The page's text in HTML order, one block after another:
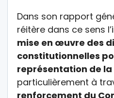
Dans son rapport
réitère dans ce sens
mise en œuvre des
constitutionnelles
représentation de
particulièrement à
renforcement du